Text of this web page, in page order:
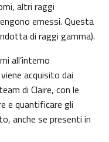
altri raggi
emessi. Questa
di raggi gamma).
all’interno
acquisito dai
di Claire, con le
e quantificare gli
anche se presenti in